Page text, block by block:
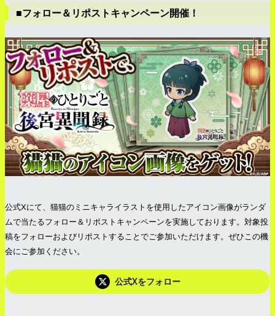
■フォロー＆リポストキャンペーン開催！
公式Xにて、猫猫のミニキャライラストを使用したアイコン画像がランダ
ムで当たるフォロー＆リポストキャンペーンを実施しております。対象投
稿をフォローおよびリポストすることでご参加いただけます。ぜひこの機
会にご参加ください。
公式Xをフォロー